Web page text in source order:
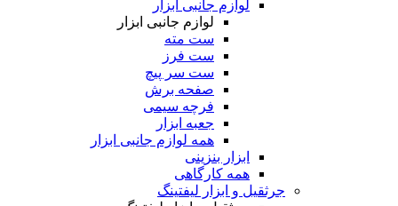
لوازم جانبی ابزار
لوازم جانبی ابزار
ست مته
ست فرز
ست سر پیچ
صفحه برش
فرچه سیمی
جعبه ابزار
همه لوازم جانبی ابزار
ابزار بنزینی
همه کارگاهی
جرثقیل و ابزار لیفتینگ